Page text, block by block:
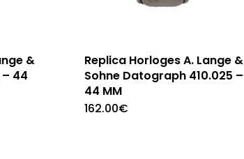
&
– 44
Replica Horloges A. Lange &
Sohne Datograph 410.025 –
44 MM
162.00€